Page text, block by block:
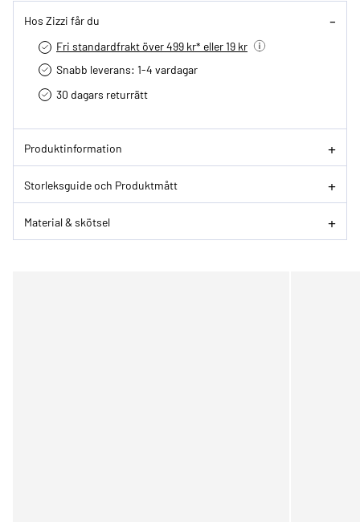
Hos Zizzi får du
Fri standardfrakt över 499 kr* eller 19 kr
Snabb leverans: 1-4 vardagar
30 dagars returrätt­
Produktinformation
Storleksguide och Produktmått
Material & skötsel